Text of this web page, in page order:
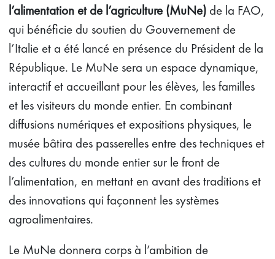
l’alimentation et de l’agriculture (MuNe) de la FAO,
qui bénéficie du soutien du Gouvernement de
l’Italie et a été lancé en présence du Président de la
République. Le MuNe sera un espace dynamique,
interactif et accueillant pour les élèves, les familles
et les visiteurs du monde entier. En combinant
diffusions numériques et expositions physiques, le
musée bâtira des passerelles entre des techniques et
des cultures du monde entier sur le front de
l’alimentation, en mettant en avant des traditions et
des innovations qui façonnent les systèmes
agroalimentaires.
Le MuNe donnera corps à l’ambition de